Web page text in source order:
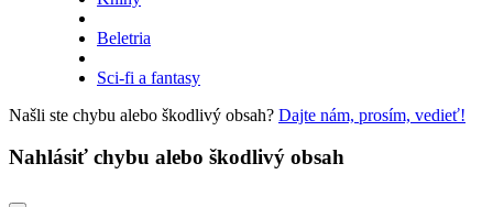
Beletria
Sci-fi a fantasy
Našli ste chybu alebo škodlivý obsah? Dajte nám, prosím, vedieť!
Nahlásiť chybu alebo škodlivý obsah